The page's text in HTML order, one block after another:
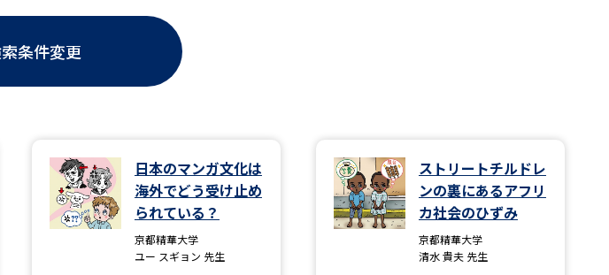
短大の資料種類から請求
ンフ
学部・学科パンフ
選抜・学校推薦型選抜 募集要項＆願書
短大以外の資料から請求
校の資料請求 大学院の資料請求
留学・進学関連、塾・予備校
学共通テスト「受験案内」の請求
条件変更
日本のマンガ文化は
海外でどう受け止め
られている？
京都精華大学
ユー スギョン 先生
ストリートチルドレ
ンの裏にあるアフリ
カ社会のひずみ
京都精華大学
清水 貴夫 先生